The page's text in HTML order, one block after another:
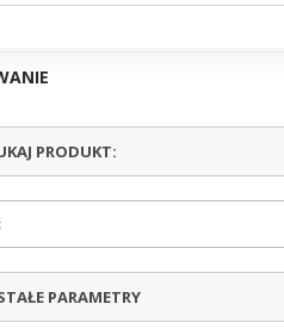
PRODUKT:
PARAMETRY